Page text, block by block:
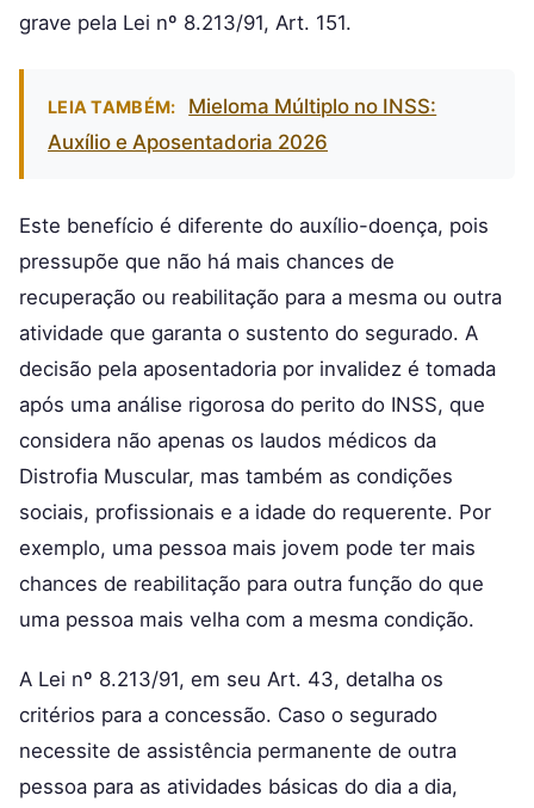
grave pela Lei nº 8.213/91, Art. 151.
LEIA TAMBÉM:
Mieloma Múltiplo no INSS:
Auxílio e Aposentadoria 2026
Este benefício é diferente do auxílio-doença, pois
pressupõe que não há mais chances de
recuperação ou reabilitação para a mesma ou outra
atividade que garanta o sustento do segurado. A
decisão pela aposentadoria por invalidez é tomada
após uma análise rigorosa do perito do INSS, que
considera não apenas os laudos médicos da
Distrofia Muscular, mas também as condições
sociais, profissionais e a idade do requerente. Por
exemplo, uma pessoa mais jovem pode ter mais
chances de reabilitação para outra função do que
uma pessoa mais velha com a mesma condição.
A Lei nº 8.213/91, em seu Art. 43, detalha os
critérios para a concessão. Caso o segurado
necessite de assistência permanente de outra
pessoa para as atividades básicas do dia a dia,